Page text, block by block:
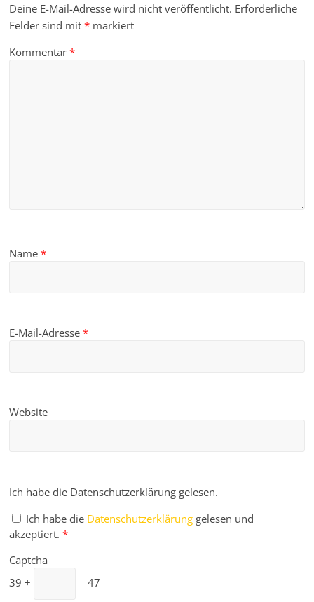
Deine E-Mail-Adresse wird nicht veröffentlicht. Erforderliche
Felder sind mit* markiert
Kommentar*
Name*
E-Mail-Adresse*
Website
Ich habe die Datenschutzerklärung gelesen.
Ich habe die Datenschutzerklärung gelesen und
akzeptiert. *
Captcha
39 +
= 47